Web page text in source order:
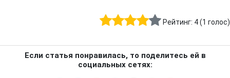
Рейтинг: 4(1 голос)
Если статья понравилась, то поделитесь ей в
социальных сетях: